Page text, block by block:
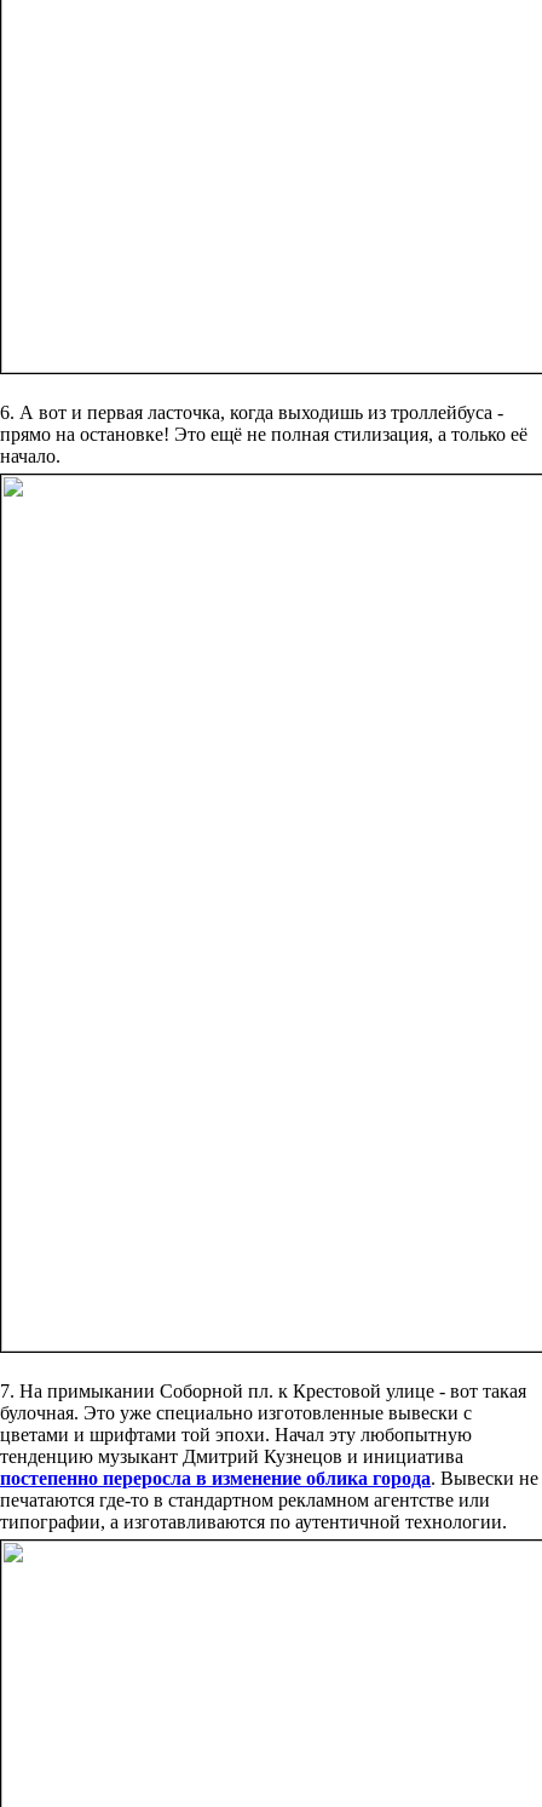
6. А вот и первая ласточка, когда выходишь из троллейбуса -
прямо на остановке! Это ещё не полная стилизация, а только её
начало.
7. На примыкании Соборной пл. к Крестовой улице - вот такая
булочная. Это уже специально изготовленные вывески с
цветами и шрифтами той эпохи. Начал эту любопытную
тенденцию музыкант Дмитрий Кузнецов и инициатива
постепенно переросла в изменение облика города. Вывески не
печатаются где-то в стандартном рекламном агентстве или
типографии, а изготавливаются по аутентичной технологии.